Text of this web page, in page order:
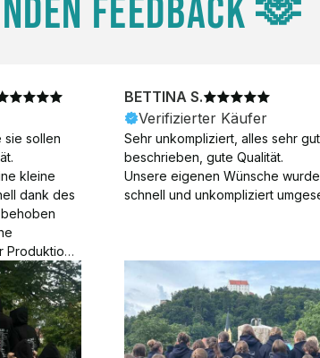
FEEDBACK 🫶
sie sollen
kleine
dank des
Produktion
dauerte 7
ohne
der
BETTINA S.
Verifizierter Käufer
Sehr unkompliziert, alles sehr gut
beschrieben, gute Qualität.
Unsere eigenen Wünsche
schnell und unkompliziert